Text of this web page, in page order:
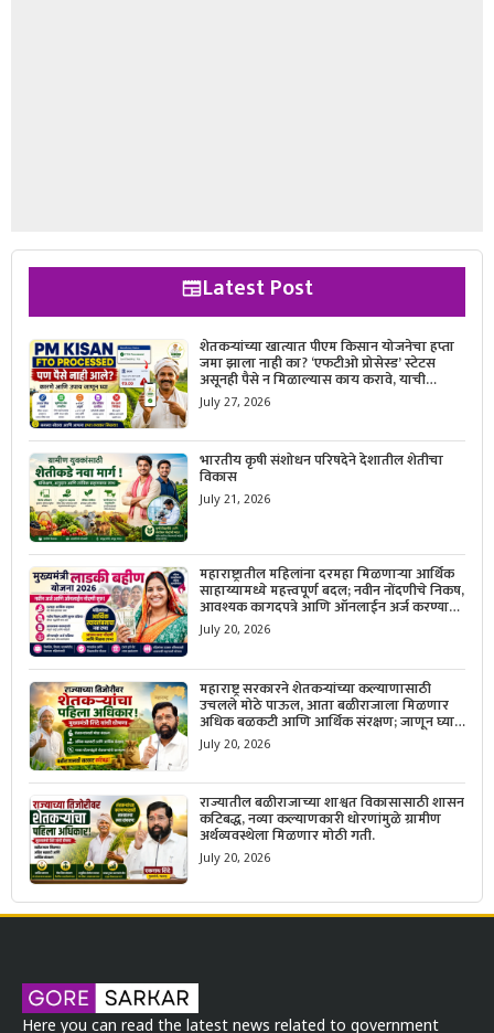
Latest Post
शेतकऱ्यांच्या खात्यात पीएम किसान योजनेचा हप्ता
जमा झाला नाही का? ‘एफटीओ प्रोसेस्ड’ स्टेटस
असूनही पैसे न मिळाल्यास काय करावे, याची
सविस्तर माहिती जाणून घ्या.
July 27, 2026
भारतीय कृषी संशोधन परिषदेने देशातील शेतीचा
विकास
July 21, 2026
महाराष्ट्रातील महिलांना दरमहा मिळणाऱ्या आर्थिक
साहाय्यामध्ये महत्त्वपूर्ण बदल; नवीन नोंदणीचे निकष,
आवश्यक कागदपत्रे आणि ऑनलाईन अर्ज करण्याची
सोपी प्रक्रिया जाणून घ्या.
July 20, 2026
महाराष्ट्र सरकारने शेतकऱ्यांच्या कल्याणासाठी
उचलले मोठे पाऊल, आता बळीराजाला मिळणार
अधिक बळकटी आणि आर्थिक संरक्षण; जाणून घ्या
सरकारचा नवा संकल्प.
July 20, 2026
राज्यातील बळीराजाच्या शाश्वत विकासासाठी शासन
कटिबद्ध, नव्या कल्याणकारी धोरणांमुळे ग्रामीण
अर्थव्यवस्थेला मिळणार मोठी गती.
July 20, 2026
Here you can read the latest news related to government